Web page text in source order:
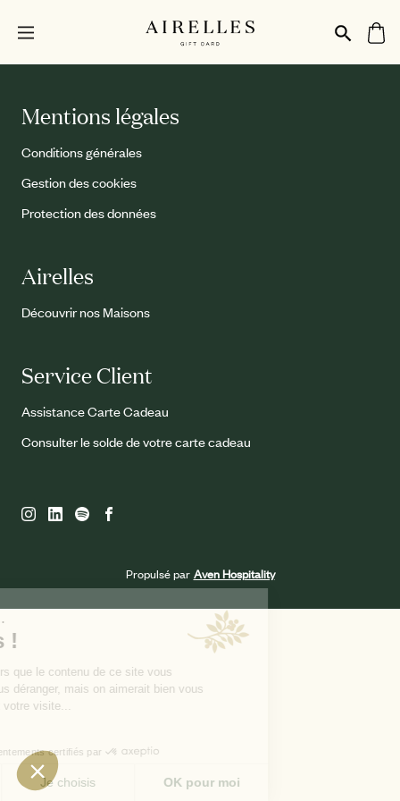
Mentions légales
Conditions générales
Gestion des cookies
Protection des données
Airelles
Découvrir nos Maisons
Service Client
Assistance Carte Cadeau
Consulter le solde de votre carte cadeau
Propulsé par Aven Hospitality